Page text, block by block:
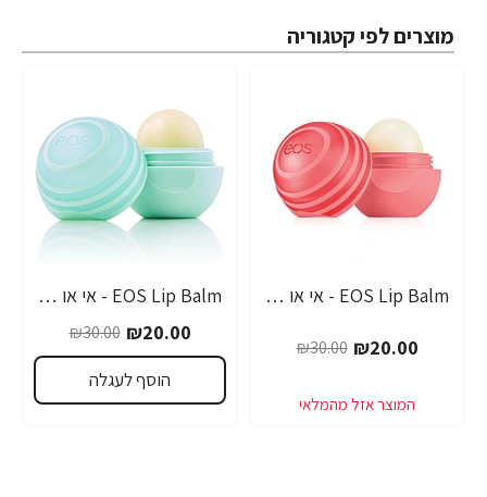
מוצרים לפי קטגוריה
-33% EOS Lip Balm - אי או אס SPF-30 שפתון לחות בטעם אשכוליות - בבית EOS
₪20.00
₪30.00
-33%
EOS Lip Balm - אי או אס SPF-30 שפתון לחות עם אלוורה - בבית EOS
₪20.00
₪30.00
הוסף לעגלה